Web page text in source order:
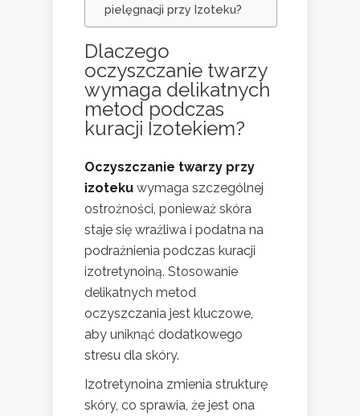
pielęgnacji przy Izoteku?
Dlaczego
oczyszczanie twarzy
wymaga delikatnych
metod podczas
kuracji Izotekiem?
Oczyszczanie twarzy przy
izoteku wymaga szczególnej
ostrożności, ponieważ skóra
staje się wrażliwa i podatna na
podrażnienia podczas kuracji
izotretynoiną. Stosowanie
delikatnych metod
oczyszczania jest kluczowe,
aby uniknąć dodatkowego
stresu dla skóry.
Izotretynoina zmienia strukturę
skóry, co sprawia, że jest ona